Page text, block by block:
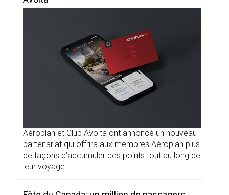
Aéroplan et Club Avolta ont annoncé un nouveau
partenariat qui offrira aux membres Aéroplan plus
de façons d’accumuler des points tout au long de
leur voyage.